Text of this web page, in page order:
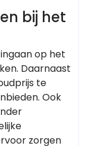
bij het
op het
Daarnaast
te
Ook
zorgen